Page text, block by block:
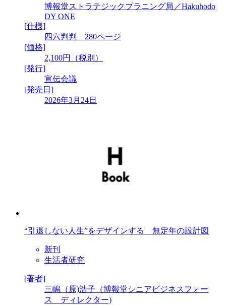
博報堂ストラテジックプラニング局／Hakuhodo
DY ONE
[仕様]
四六判判 280ページ
[価格]
2,100円（税別）
[発行]
宣伝会議
[発売日]
2026年3月24日
“引退しない人生”をデザインする 無定年の設計図
新刊
生活者研究
[著者]
三嶋（原)浩子（博報堂シニアビジネスフォー
ス ディレクター)